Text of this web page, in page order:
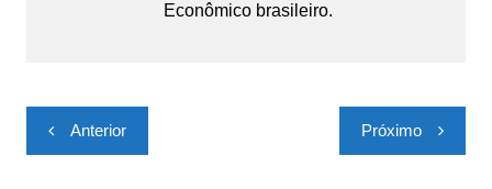
Econômico brasileiro.
Navegação
de
Anterior Próximo